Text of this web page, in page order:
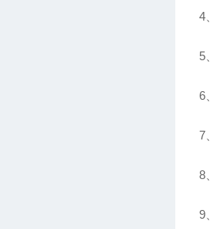
4
5
6
7
8
9